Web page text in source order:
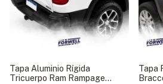
Tapa Aluminio Rígida
Tricuerpo Ram Rampage
Tapa